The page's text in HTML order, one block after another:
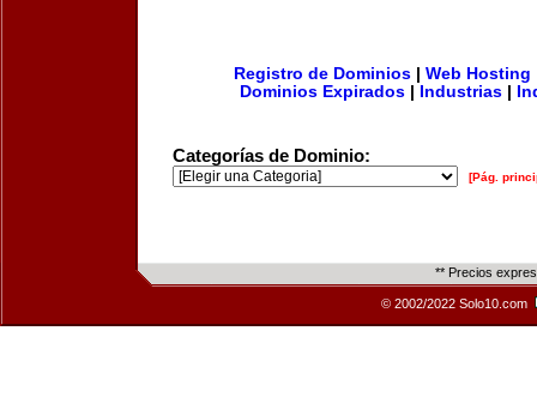
Registro de Dominios| Web Hosting
Dominios Expirados
Industrias
Categorías de Dominio:
[Pág.
** Precios
© 2002/2022 Solo10.com